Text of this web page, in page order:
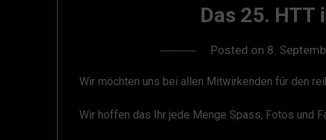
Das 25. HTT
Posted on 8.
Wir möchten uns bei allen Mitwirkenden für den
Wir hoffen das Ihr jede Menge Spass, Fotos und